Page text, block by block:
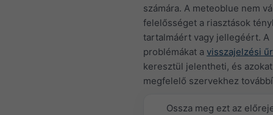
számára. A meteoblue nem
felelősséget a riasztások
tartalmáért vagy jellegéért. A
problémákat a visszajelzési
keresztül jelentheti, és
megfelelő szervekhez
Ossza meg ezt az